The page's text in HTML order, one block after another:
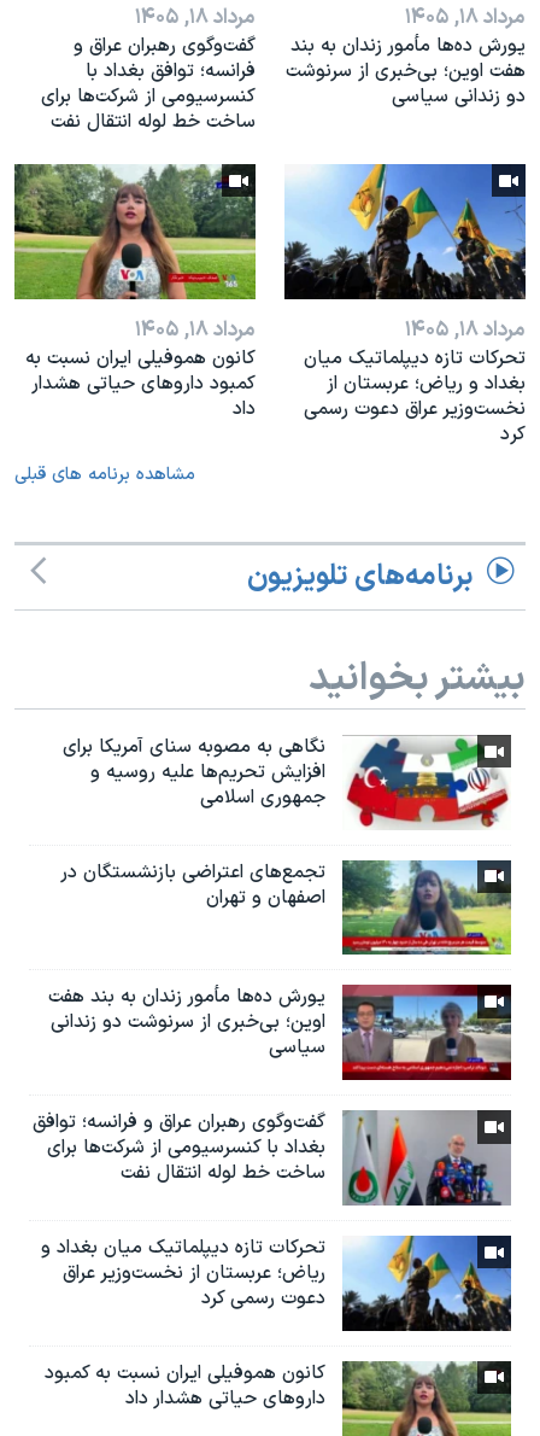
مرداد ۱۸, ۱۴۰۵
یورش ده‌ها مأمور زندان به بند
هفت اوین؛ بی‌خبری از سرنوشت
دو زندانی سیاسی
مرداد ۱۸, ۱۴۰۵
گفت‌وگوی رهبران عراق و
فرانسه؛ توافق بغداد با
کنسرسیومی از شرکت‌ها برای
ساخت خط لوله انتقال نفت
مرداد ۱۸, ۱۴۰۵
تحرکات تازه دیپلماتیک میان
بغداد و ریاض؛ عربستان از
نخست‌وزیر عراق دعوت رسمی
کرد
مرداد ۱۸, ۱۴۰۵
کانون هموفیلی ایران نسبت به
کمبود داروهای حیاتی هشدار
داد
مشاهده برنامه های قبلی
برنامه‌های تلویزیون
بیشتر بخوانید
نگاهی به مصوبه سنای آمریکا برای
افزایش تحریم‌ها علیه روسیه و
جمهوری اسلامی
تجمع‌های اعتراضی بازنشستگان در
اصفهان و تهران
یورش ده‌ها مأمور زندان به بند هفت
اوین؛ بی‌خبری از سرنوشت دو زندانی
سیاسی
گفت‌وگوی رهبران عراق و فرانسه؛ توافق
بغداد با کنسرسیومی از شرکت‌ها برای
ساخت خط لوله انتقال نفت
تحرکات تازه دیپلماتیک میان بغداد و
ریاض؛ عربستان از نخست‌وزیر عراق
دعوت رسمی کرد
کانون هموفیلی ایران نسبت به کمبود
داروهای حیاتی هشدار داد